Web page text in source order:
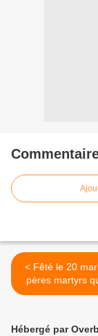
< Fêté le 20 mars : Saints
pères martyrs
tués au
Hébergé par